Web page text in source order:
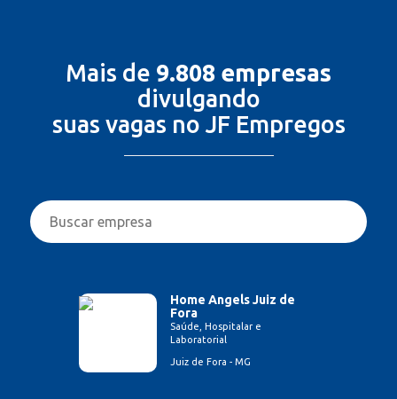
Mais de 9.808 empresas
divulgando
suas vagas no JF Empregos
Home Angels Juiz de
Fora
Saúde, Hospitalar e
Laboratorial
Juiz de Fora - MG